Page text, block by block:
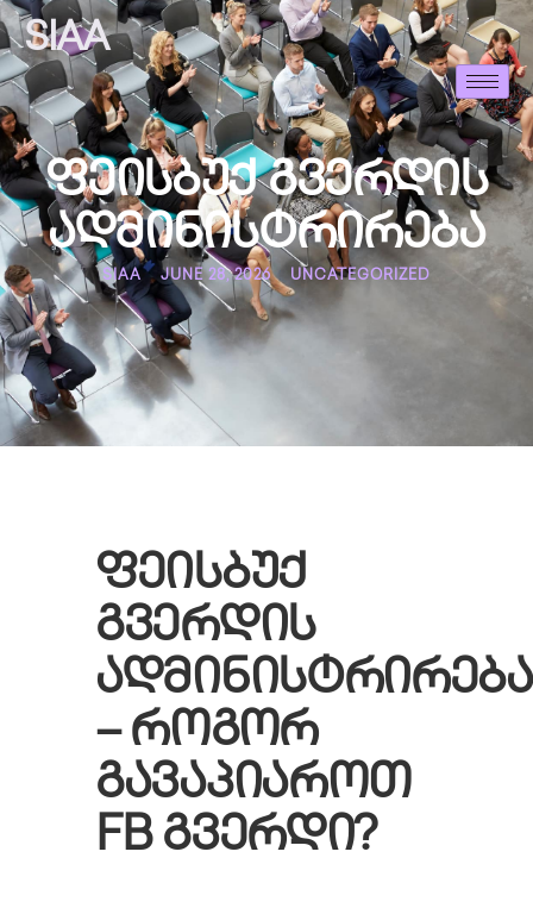
SIAA
ფეისბუქ გვერდის
ადმინისტრირება
SIAA JUNE 28, 2026 UNCATEGORIZED
ფეისბუქ
გვერდის
ადმინისტრირება
–როგორ
გავაპიაროთ
FB გვერდი?